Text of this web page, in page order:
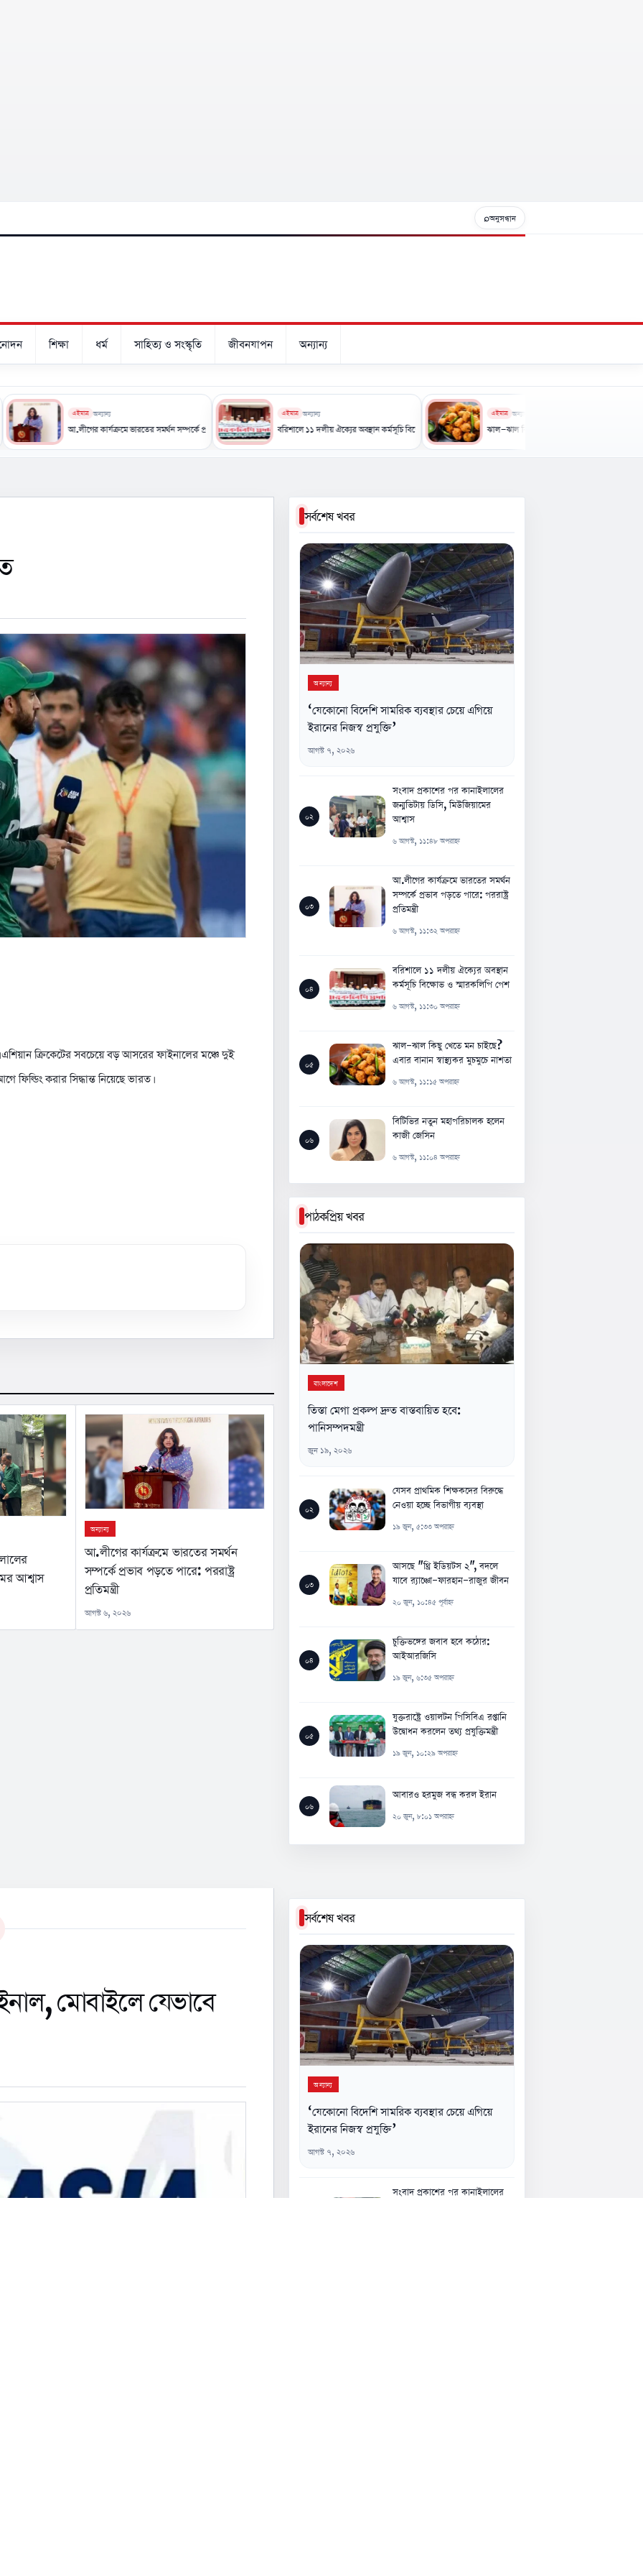
⌕অনুসন্ধান
শিক্ষা ধর্ম সাহিত্য ও সংস্কৃতি জীবনযাপন অন্যান্য
আশ্বাস
এইমাত্র অন্যান্য
আ.লীগের কার্যক্রমে ভারতের সমর্থন সম্পর্কে প্রভাব পড়তে পারে: পররাষ্ট্র প্রতিমন্ত্রী
এইমাত্র অন্যান্য
বরিশালে ১১ দলীয় ঐক্যের অবস্থান কর্মসূচি বিক্ষোভ ও স্মারকলিপি পেশ
এইমাত্র অন্যান্য
ঝাল-ঝাল কিছু খেতে মন চাইছে? এবার বানান স্বাস্থ্যকর মুচমুচে
ক্রিকেটের সবচেয়ে বড় আসরের ফাইনালের মঞ্চে দুই
ফিল্ডিং করার সিদ্ধান্ত নিয়েছে ভারত।
আশ্বাস
অন্যান্য
আ.লীগের কার্যক্রমে ভারতের সমর্থন
সম্পর্কে প্রভাব পড়তে পারে: পররাষ্ট্র
প্রতিমন্ত্রী
আগস্ট ৬, ২০২৬
সর্বশেষ খবর
অন্যান্য
‘যেকোনো বিদেশি সামরিক ব্যবস্থার চেয়ে এগিয়ে
ইরানের নিজস্ব প্রযুক্তি’
আগস্ট ৭, ২০২৬
০২
সংবাদ প্রকাশের পর কানাইলালের
জন্মভিটায় ডিসি, মিউজিয়ামের
আশ্বাস
৬ আগস্ট, ১১:৪৮ অপরাহ্ন
০৩
আ.লীগের কার্যক্রমে ভারতের সমর্থন
সম্পর্কে প্রভাব পড়তে পারে: পররাষ্ট্র
প্রতিমন্ত্রী
৬ আগস্ট, ১১:৩২ অপরাহ্ন
০৪
বরিশালে ১১ দলীয় ঐক্যের অবস্থান
কর্মসূচি বিক্ষোভ ও স্মারকলিপি পেশ
৬ আগস্ট, ১১:৩০ অপরাহ্ন
০৫
ঝাল-ঝাল কিছু খেতে মন চাইছে?
এবার বানান স্বাস্থ্যকর মুচমুচে নাশতা
৬ আগস্ট, ১১:১৫ অপরাহ্ন
০৬
বিটিভির নতুন মহাপরিচালক হলেন
কাজী জেসিন
৬ আগস্ট, ১১:০৪ অপরাহ্ন
পাঠকপ্রিয় খবর
বাংলাদেশ
তিস্তা মেগা প্রকল্প দ্রুত বাস্তবায়িত হবে:
পানিসম্পদমন্ত্রী
জুন ১৯, ২০২৬
০২
যেসব প্রাথমিক শিক্ষকদের বিরুদ্ধে
নেওয়া হচ্ছে বিভাগীয় ব্যবস্থা
১৯ জুন, ৫:৩৩ অপরাহ্ন
০৩
আসছে "থ্রি ইডিয়টস ২", বদলে
যাবে র‍্যাঞ্চো-ফারহান-রাজুর জীবন
২০ জুন, ১০:৪৫ পূর্বাহ্ন
০৪
চুক্তিভঙ্গের জবাব হবে কঠোর:
আইআরজিসি
১৯ জুন, ৬:৩৫ অপরাহ্ন
০৫
যুক্তরাষ্ট্রে ওয়ালটন পিসিবিএ রপ্তানি
উদ্বোধন করলেন তথ্য প্রযুক্তিমন্ত্রী
১৯ জুন, ১০:২৯ অপরাহ্ন
০৬
আবারও হরমুজ বন্ধ করল ইরান
২০ জুন, ৮:০১ অপরাহ্ন
মোবাইলে যেভাবে
সর্বশেষ খবর
অন্যান্য
‘যেকোনো বিদেশি সামরিক ব্যবস্থার চেয়ে এগিয়ে
ইরানের নিজস্ব প্রযুক্তি’
আগস্ট ৭, ২০২৬
সংবাদ প্রকাশের পর কানাইলালের